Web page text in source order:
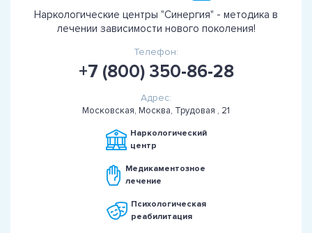
Наркологические центры "Синергия" - методика в
лечении зависимости нового поколения!
Телефон:
+7 (800) 350-86-28
Адрес:
Московская, Москва, Трудовая , 21
Наркологический
центр
Медикаментозное
лечение
Психологическая
реабилитация